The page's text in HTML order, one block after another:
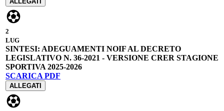
2
LUG
SINTESI: ADEGUAMENTI NOIF AL DECRETO
LEGISLATIVO N. 36-2021 - VERSIONE CRER STAGIONE
SPORTIVA 2025-2026
SCARICA PDF
ALLEGATI